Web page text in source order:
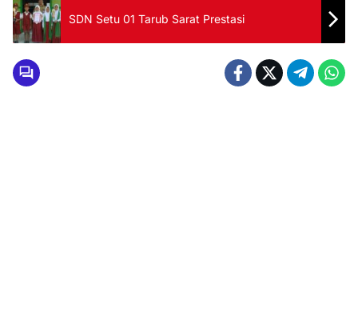
SDN Setu 01 Tarub Sarat Prestasi